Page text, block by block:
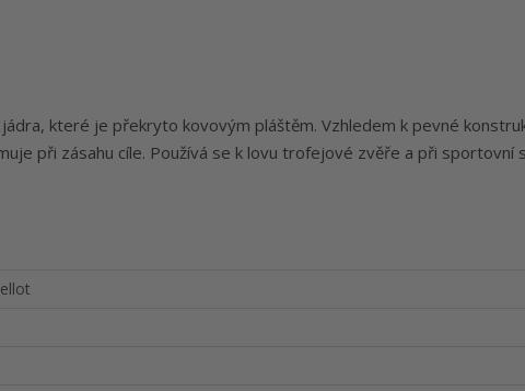
které je překryto kovovým pláštěm. Vzhledem k pevné
při zásahu cíle. Používá se k lovu trofejové zvěře a při sportovní